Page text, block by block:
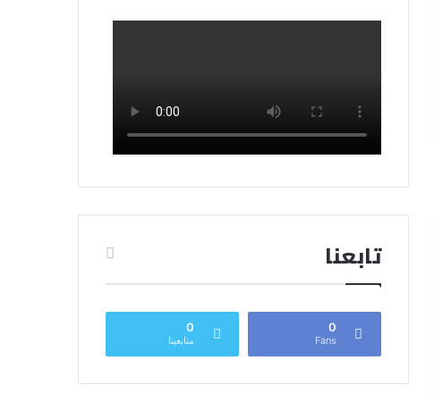
تابعنا
0
Fans
0
متابعينا